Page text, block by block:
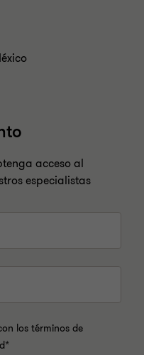
acceso al
especialistas
los términos de